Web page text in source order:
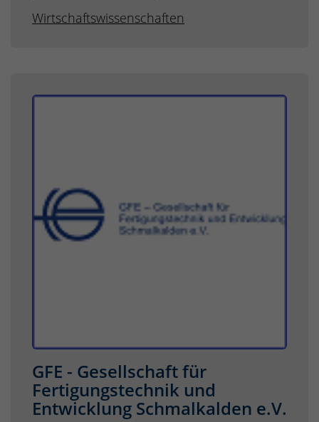
Wirtschaftswissenschaften
GFE - Gesellschaft für
Fertigungstechnik und
Entwicklung Schmalkalden e.V.